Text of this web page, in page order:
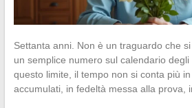
Settanta anni. Non è un traguardo che
un semplice numero sul calendario
questo limite, il tempo non si conta più
accumulati, in fedeltà messa alla prova,